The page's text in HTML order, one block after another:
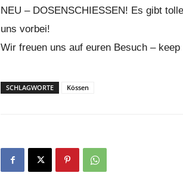
NEU – DOSENSCHIESSEN! Es gibt
uns vorbei!
Wir freuen uns auf euren Besuch –
SCHLAGWORTE Kössen